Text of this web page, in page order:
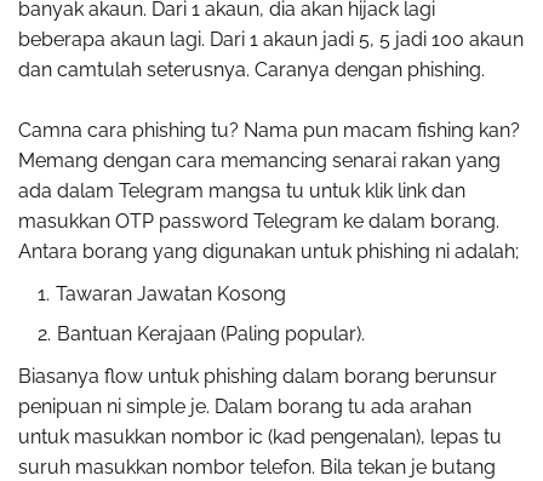
banyak akaun. Dari 1 akaun, dia akan hijack lagi
beberapa akaun lagi. Dari 1 akaun jadi 5, 5 jadi 100 akaun
dan camtulah seterusnya. Caranya dengan phishing.
Camna cara phishing tu? Nama pun macam fishing kan?
Memang dengan cara memancing senarai rakan yang
ada dalam Telegram mangsa tu untuk klik link dan
masukkan OTP password Telegram ke dalam borang.
Antara borang yang digunakan untuk phishing ni adalah;
Tawaran Jawatan Kosong
Bantuan Kerajaan (Paling popular).
Biasanya flow untuk phishing dalam borang berunsur
penipuan ni simple je. Dalam borang tu ada arahan
untuk masukkan nombor ic (kad pengenalan), lepas tu
suruh masukkan nombor telefon. Bila tekan je butang